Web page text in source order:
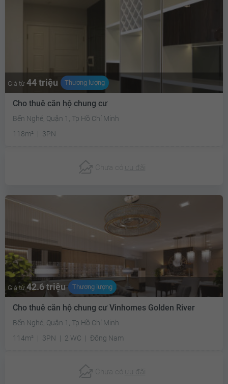
Giá từ 44 triệu Thương lượng
Cho thuê căn hộ chung cư
Bến Nghé, Quận 1, Tp Hồ Chí Minh
118m²
3PN
Chưa có ưu đãi
Giá từ 42.6 triệu Thương lượng
Cho thuê căn hộ chung cư Vinhomes Golden River
Bến Nghé, Quận 1, Tp Hồ Chí Minh
114m²
3PN 2 WC Đông Nam
Chưa có ưu đãi